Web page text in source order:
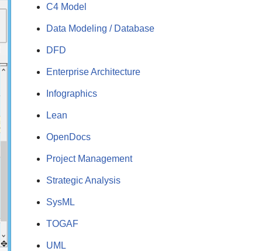
C4 Model
Data Modeling / Database
DFD
Enterprise Architecture
Infographics
Lean
OpenDocs
Project Management
Strategic Analysis
SysML
TOGAF
UML